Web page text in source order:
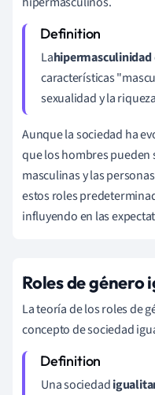
Lahipermasculinidad
características
sexualidad y la
Aunque la sociedad ha
que los hombres pueden
masculinas y las
estos roles
influyendo en las
Roles de
La teoría de los roles de
concepto de sociedad
Una sociedad